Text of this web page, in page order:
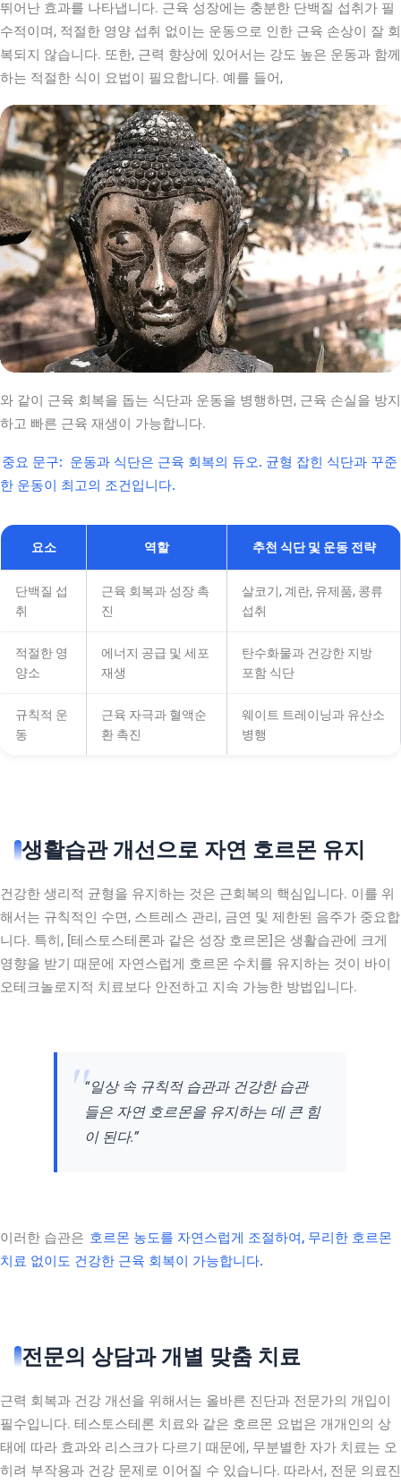
뛰어난 효과를 나타냅니다. 근육 성장에는 충분한 단백질 섭취가 필
수적이며, 적절한 영양 섭취 없이는 운동으로 인한 근육 손상이 잘 회
복되지 않습니다. 또한, 근력 향상에 있어서는 강도 높은 운동과 함께
하는 적절한 식이 요법이 필요합니다. 예를 들어,
와 같이 근육 회복을 돕는 식단과 운동을 병행하면, 근육 손실을 방지
하고 빠른 근육 재생이 가능합니다.
중요 문구: 운동과 식단은 근육 회복의 듀오. 균형 잡힌 식단과 꾸준
한 운동이 최고의 조건입니다.
요소 역할 추천 식단 및 운동 전략
단백질 섭
취
근육 회복과 성장 촉
진
살코기, 계란, 유제품, 콩류
섭취
적절한 영
양소
에너지 공급 및 세포
재생
탄수화물과 건강한 지방
포함 식단
규칙적 운
동
근육 자극과 혈액순
환 촉진
웨이트 트레이닝과 유산소
병행
생활습관 개선으로 자연 호르몬 유지
건강한 생리적 균형을 유지하는 것은 근회복의 핵심입니다. 이를 위
해서는 규칙적인 수면, 스트레스 관리, 금연 및 제한된 음주가 중요합
니다. 특히, [테스토스테론과 같은 성장 호르몬]은 생활습관에 크게
영향을 받기 때문에 자연스럽게 호르몬 수치를 유지하는 것이 바이
오테크놀로지적 치료보다 안전하고 지속 가능한 방법입니다.
“일상 속 규칙적 습관과 건강한 습관
들은 자연 호르몬을 유지하는 데 큰 힘
이 된다.”
이러한 습관은 호르몬 농도를 자연스럽게 조절하여, 무리한 호르몬
치료 없이도 건강한 근육 회복이 가능합니다.
전문의 상담과 개별 맞춤 치료
근력 회복과 건강 개선을 위해서는 올바른 진단과 전문가의 개입이
필수입니다. 테스토스테론 치료와 같은 호르몬 요법은 개개인의 상
태에 따라 효과와 리스크가 다르기 때문에, 무분별한 자가 치료는 오
히려 부작용과 건강 문제로 이어질 수 있습니다. 따라서, 전문 의료진